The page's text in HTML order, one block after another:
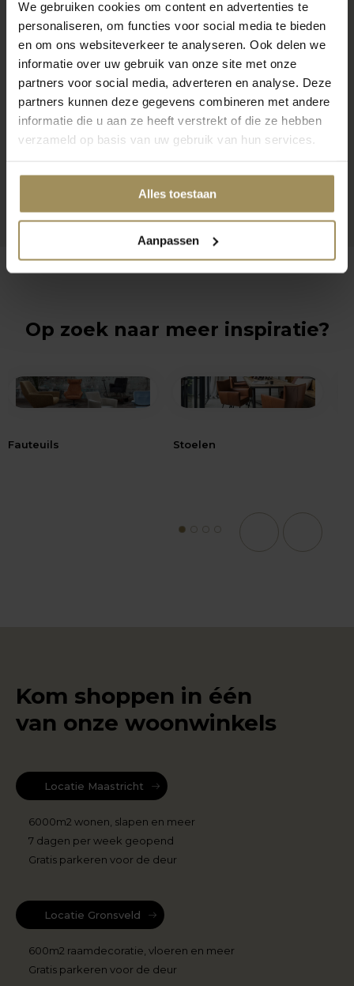
We gebruiken cookies om content en advertenties te
personaliseren, om functies voor social media te bieden
en om ons websiteverkeer te analyseren. Ook delen we
informatie over uw gebruik van onze site met onze
partners voor social media, adverteren en analyse. Deze
partners kunnen deze gegevens combineren met andere
informatie die u aan ze heeft verstrekt of die ze hebben
verzameld op basis van uw gebruik van hun services.
Alles toestaan
Aanpassen
Op zoek naar meer inspiratie?
Fauteuils Stoelen
1 2 3 4
Kom shoppen in één
van onze woonwinkels
Locatie Maastricht
6000m2 wonen, slapen en meer
7 dagen per week geopend
Gratis parkeren voor de deur
Locatie Gronsveld
600m2 raamdecoratie, vloeren en meer
Gratis parkeren voor de deur